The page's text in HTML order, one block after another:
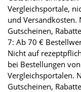
Vergleichsportale,
und
Gutscheinen,
7: Ab 70 €
Nicht auf
bei Bestellungen
Vergleichsportalen.
Gutscheinen,